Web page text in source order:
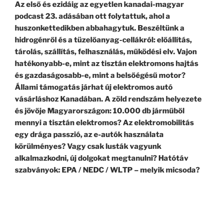
Az első és ezidáig az egyetlen kanadai-magyar
podcast 23. adásában ott folytattuk, ahol a
huszonkettedikben abbahagytuk. Beszéltünka
hidrogénről és a tüzelőanyag-cellákról: előállítás,
tárolás, szállítás, felhasználás, működési elv. Vajon
hatékonyabb-e, mint az tisztán elektromons hajtás
és gazdaságosabb-e, mint a belsőégésű motor?
Állami támogatás járhat új elektromos autó
vásárláshoz Kanadában. A zöld rendszám helyezete
és jövője Magyarországon: 10.000 db járműből
mennyi a tisztán elektromos? Az elektromobilitás
egy drága passzió, az e-autók használata
körülményes? Vagy csak lusták vagyunk
alkalmazkodni, új dolgokat megtanulni? Hatótáv
szabványok: EPA / NEDC / WLTP – melyik micsoda?